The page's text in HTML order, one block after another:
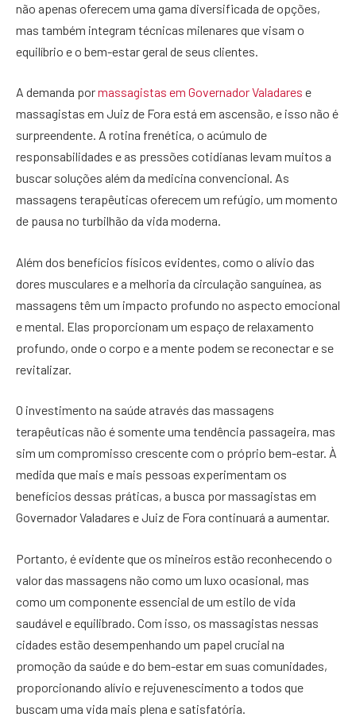
não apenas oferecem uma gama diversificada de opções,
mas também integram técnicas milenares que visam o
equilíbrio e o bem-estar geral de seus clientes.
A demanda pormassagistas em Governador Valadares e
massagistas em Juiz de Fora está em ascensão, e isso não é
surpreendente. A rotina frenética, o acúmulo de
responsabilidades e as pressões cotidianas levam muitos a
buscar soluções além da medicina convencional. As
massagens terapêuticas oferecem um refúgio, um momento
de pausa no turbilhão da vida moderna.
Além dos benefícios físicos evidentes, como o alívio das
dores musculares e a melhoria da circulação sanguínea, as
massagens têm um impacto profundo no aspecto emocional
e mental. Elas proporcionam um espaço de relaxamento
profundo, onde o corpo e a mente podem se reconectar e se
revitalizar.
O investimento na saúde através das massagens
terapêuticas não é somente uma tendência passageira, mas
sim um compromisso crescente com o próprio bem-estar. À
medida que mais e mais pessoas experimentam os
benefícios dessas práticas, a busca por massagistas em
Governador Valadares e Juiz de Fora continuará a aumentar.
Portanto, é evidente que os mineiros estão reconhecendo o
valor das massagens não como um luxo ocasional, mas
como um componente essencial de um estilo de vida
saudável e equilibrado. Com isso, os massagistas nessas
cidades estão desempenhando um papel crucial na
promoção da saúde e do bem-estar em suas comunidades,
proporcionando alívio e rejuvenescimento a todos que
buscam uma vida mais plena e satisfatória.